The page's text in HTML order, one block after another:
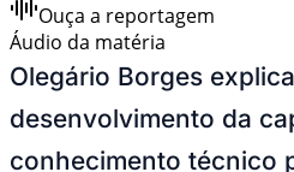
Ouça a reportagem
Áudio da matéria
Olegário Borges
desenvolvimento da
conhecimento técnico